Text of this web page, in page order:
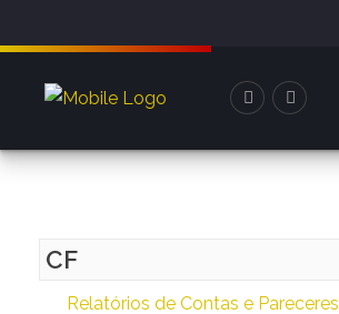
CF
Relatórios de Contas e Pareceres